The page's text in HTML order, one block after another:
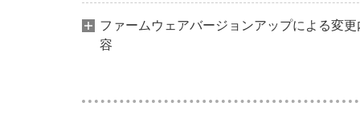
ファームウェアバージョンアップによる変更
容